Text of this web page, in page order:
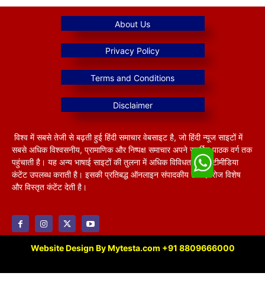
विश्व में सबसे तेजी से बढ़ती हुई हिंदी समाचार वेबसाइट है, जो हिंदी न्यूज साइटों में
सबसे अधिक विश्वसनीय, प्रामाणिक और निष्पक्ष समाचार अपने समर्पित पाठक वर्ग तक
पहुंचाती है। यह अन्य भाषाई साइटों की तुलना में अधिक विविधतापूर्ण मल्टीमीडिया
कंटेंट उपलब्ध कराती है। इसकी प्रतिबद्ध ऑनलाइन संपादकीय टीम हररोज विशेष
और विस्तृत कंटेंट देती है।
Website Design By Mytesta.com +91 8809666000